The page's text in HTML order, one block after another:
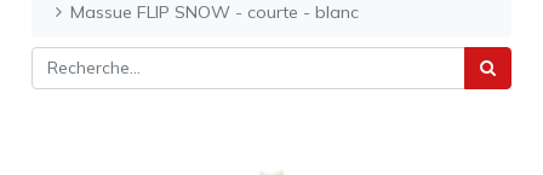
Massue FLIP SNOW - courte - blanc